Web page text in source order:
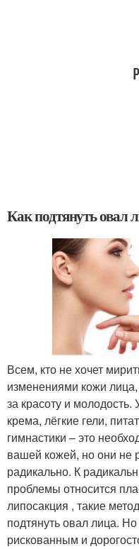
Как подтянуть овал
Всем, кто не хочет
изменениями кожи
за красоту и
крема, лёгкие гели,
гимнастики – это
вашей кожей, но они не
радикально. К
проблемы относится
липосакция , такие
подтянуть овал лица.
рискованным и